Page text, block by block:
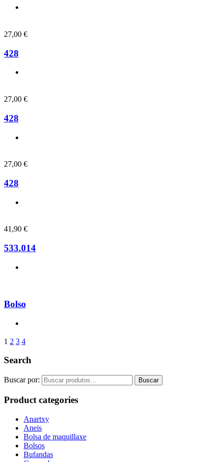
27,00 €
428
27,00 €
428
27,00 €
428
41,90 €
533.014
Bolso
1 2 3 4
Search
Buscar por: Buscar
Product categories
Anartxy
Aneis
Bolsa de maquillaxe
Bolsos
Bufandas